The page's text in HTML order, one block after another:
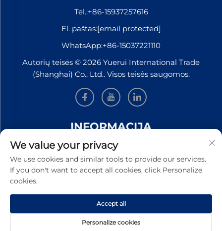
Tel.:+86-15937257616
El. paštas:[email protected]
WhatsApp:+86-15037221110
Autorių teisės © 2026 Yuerui International Trade
(Shanghai) Co., Ltd.. Visos teisės saugomos.
INFORMACIJA
Užsiregistruokite, kad gautumėte mūsų savaitinį
naujienlaiškį
Pateikti
We value your privacy
We use cookies and similar tools to provide our services.
If you don't want to accept all cookies, click Personalize
cookies.
Personalize cookies
Accept all